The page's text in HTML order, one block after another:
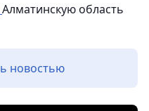
Алматинскую область
новостью